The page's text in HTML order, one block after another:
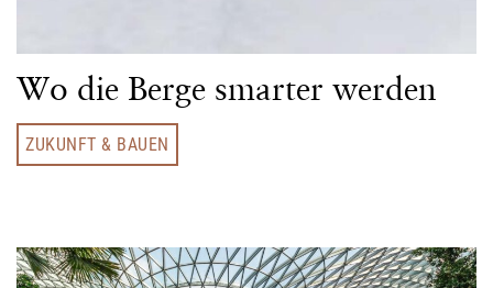
Wo die Berge smarter werden
ZUKUNFT & BAUEN